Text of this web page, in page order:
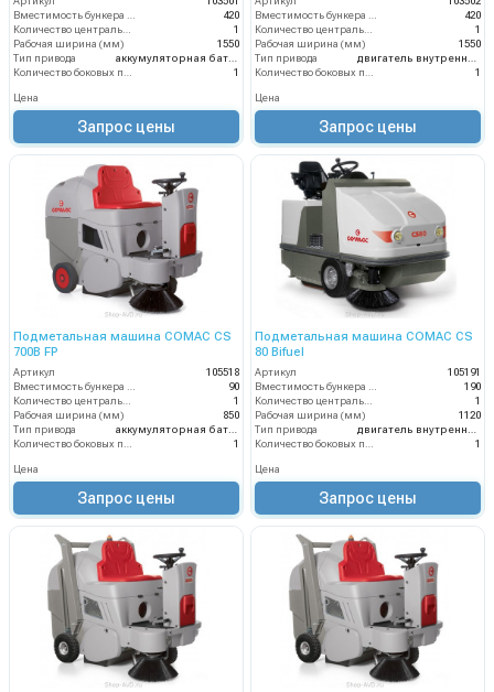
420
1
Рабочая ширина (мм)
1550
Тип привода
1
Цена
Запрос цены
420
1
Рабочая ширина (мм)
1550
Тип привода
1
Цена
Запрос цены
Подметальная машина COMAC CS
700B FP
Артикул
105518
90
1
Рабочая ширина (мм)
850
Тип привода
1
Цена
Запрос цены
Подметальная машина COMAC CS
80 Bifuel
Артикул
105191
190
1
Рабочая ширина (мм)
1120
Тип привода
1
Цена
Запрос цены